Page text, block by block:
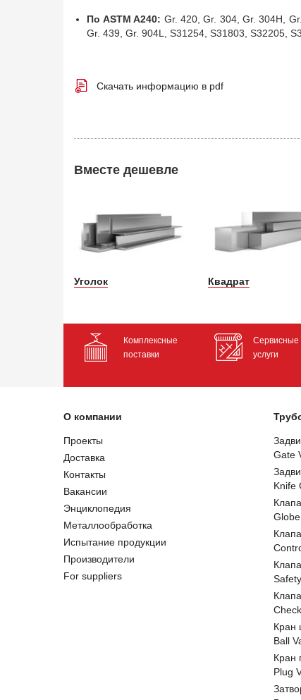
По ASTM A240: Gr. 420, Gr. 304, Gr. 304H,
Gr. 439, Gr. 904L, S31254, S31803, S32205,
Скачать информацию в pdf
Вместе дешевле
Уголок Квадрат
Комплексные
поставки
Сервисные
услуги
О компании
Проекты
Доставка
Контакты
Вакансии
Энциклопедия
Металлообработка
Испытание продукции
Производители
For suppliers
Gate
Knife
Кран
Ball
Кран
Plug